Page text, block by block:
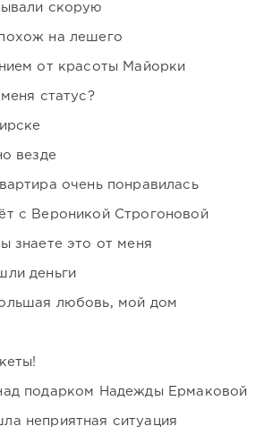
скорую
на лешего
от красоты Майорки
статус?
везде
очень понравилась
с Вероникой Строгоновой
знаете это от меня
деньги
любовь, мой дом
подарком Надежды Ермаковой
неприятная ситуация